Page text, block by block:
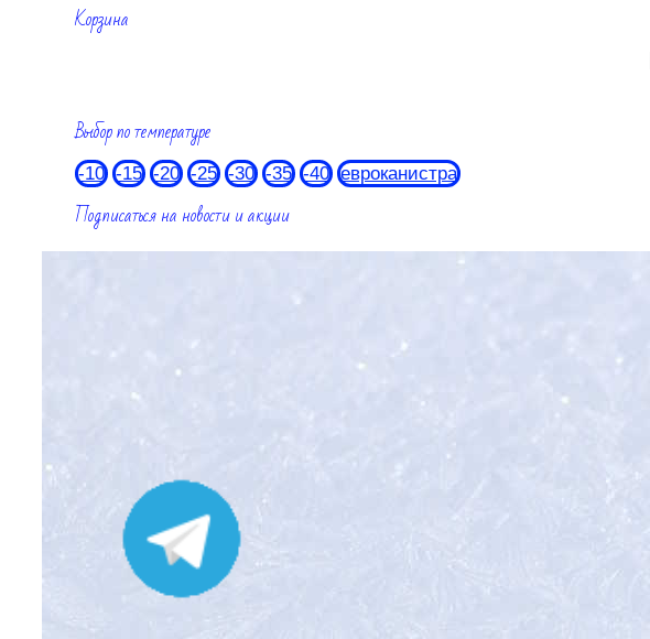
Корзина
Выбор по температуре
-10 -15 -20 -25 -30 -35 -40 евроканистра
Подписаться на новости и акции